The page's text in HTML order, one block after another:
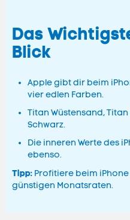
Das
Blick
Apple gibt dir beim
vier edlen Farben.
Titan Wüstensand,
Schwarz.
Die inneren Werte des
ebenso.
Tipp: Profitiere beim
günstigen Monatsraten.